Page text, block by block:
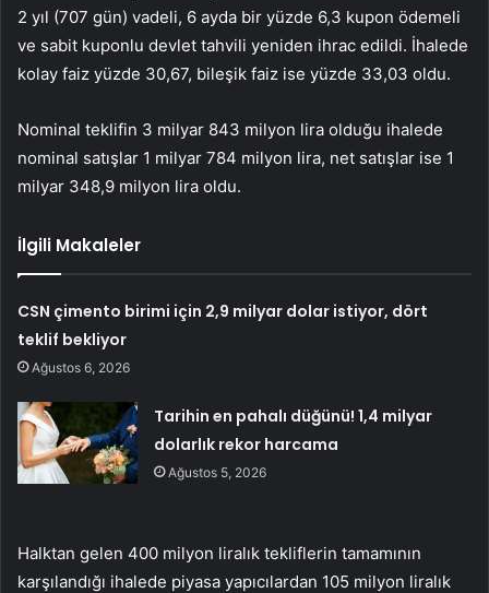
2 yıl (707 gün) vadeli, 6 ayda bir yüzde 6,3 kupon ödemeli
ve sabit kuponlu devlet tahvili yeniden ihrac edildi. İhalede
kolay faiz yüzde 30,67, bileşik faiz ise yüzde 33,03 oldu.
Nominal teklifin 3 milyar 843 milyon lira olduğu ihalede
nominal satışlar 1 milyar 784 milyon lira, net satışlar ise 1
milyar 348,9 milyon lira oldu.
İlgili Makaleler
CSN çimento birimi için 2,9 milyar dolar istiyor, dört
teklif bekliyor
Ağustos 6, 2026
Tarihin en pahalı düğünü! 1,4 milyar
dolarlık rekor harcama
Ağustos 5, 2026
Halktan gelen 400 milyon liralık tekliflerin tamamının
karşılandığı ihalede piyasa yapıcılardan 105 milyon liralık